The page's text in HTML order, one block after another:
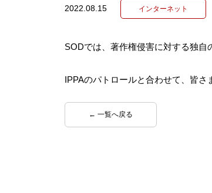
2022.08.15 インターネット
SODでは、著作権侵害に対する独自
IPPAのパトロールと合わせて、皆さ
← 一覧へ戻る